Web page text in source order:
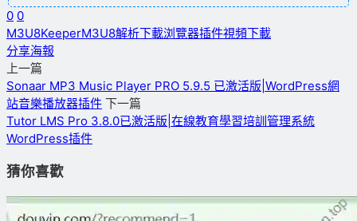
0 0
M3U8KeeperM3U8解析下載浏覽器插件視頻下載
分享海報
上一篇
Sonaar MP3 Music Player PRO 5.9.5 已激活版|WordPress網
站音樂播放器插件 下一篇
Tutor LMS Pro 3.8.0已激活版|在線教育學習培訓管理系統
WordPress插件
猜你喜歡